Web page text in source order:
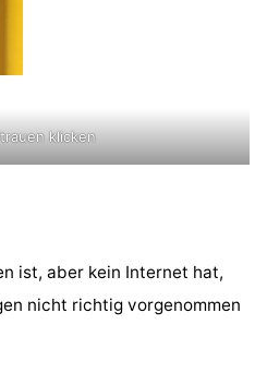
klicken
ist, aber kein Internet hat,
nicht richtig vorgenommen